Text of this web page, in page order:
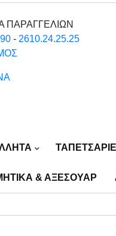
ΠΑΡΑΓΓΕΛΙΩΝ
- 2610.24.25.25
& ΑΞΕΣΟΥΑΡ